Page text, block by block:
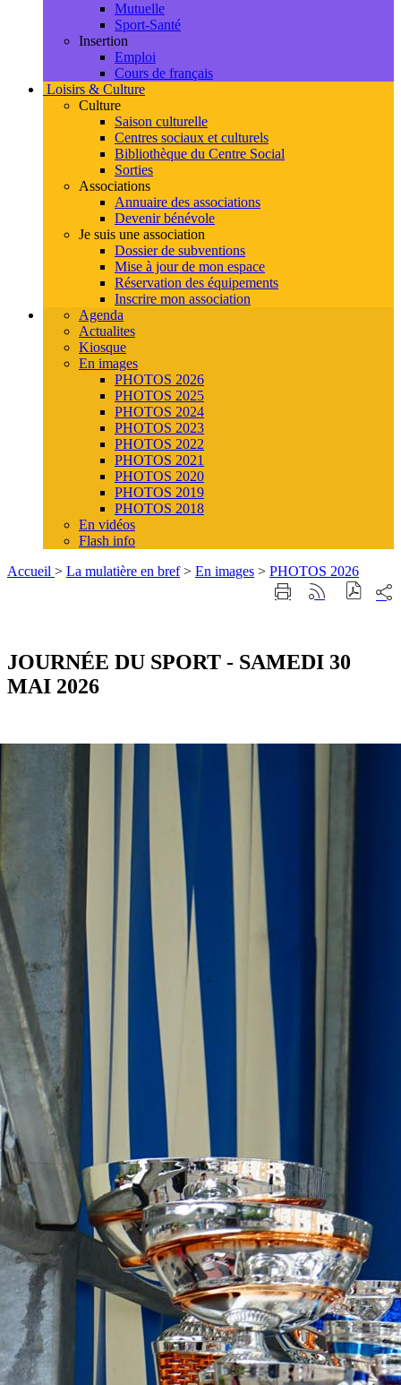
Mutuelle
Sport-Santé
Insertion
Emploi
Cours de français
Loisirs & Culture
Culture
Saison culturelle
Centres sociaux et culturels
Bibliothèque du Centre Social
Sorties
Associations
Annuaire des associations
Devenir bénévole
Je suis une association
Dossier de subventions
Mise à jour de mon espace
Réservation des équipements
Inscrire mon association
Agenda
Actualites
Kiosque
En images
PHOTOS 2026
PHOTOS 2025
PHOTOS 2024
PHOTOS 2023
PHOTOS 2022
PHOTOS 2021
PHOTOS 2020
PHOTOS 2019
PHOTOS 2018
En vidéos
Flash info
Accueil > La mulatière en bref > En images > PHOTOS 2026
ImprimerGénérer
sur
JOURNÉE DU SPORT - SAMEDI 30
MAI 2026